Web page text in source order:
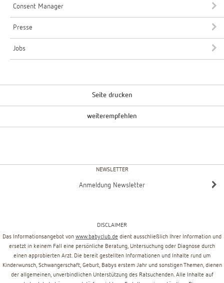
Consent Manager
Presse
Jobs
Seite drucken
weiterempfehlen
NEWSLETTER
Anmeldung Newsletter
DISCLAIMER
Das Informationsangebot von www.babyclub.de dient ausschließlich Ihrer Information und
ersetzt in keinem Fall eine persönliche Beratung, Untersuchung oder Diagnose durch
einen approbierten Arzt. Die bereit gestellten Informationen und Inhalte rund um
Kinderwunsch, Schwangerschaft, Geburt, Babys erstem Jahr und sonstigen Themen, dienen
der allgemeinen, unverbindlichen Unterstützung des Ratsuchenden. Alle Inhalte auf